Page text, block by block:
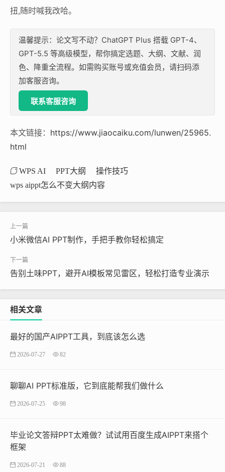
扭,随时喊我改哈。
温馨提示：论文写不动？ChatGPT Plus 搭载 GPT-4、
GPT-5.5 等高级模型，帮你搞定选题、大纲、文献、润
色、降重全流程。如需购买账号或充值会员，请扫码添
加客服咨询。
联系客服咨询
本文链接： https://www.jiaocaiku.com/lunwen/25965.
html
WPS AI PPT大纲
操作技巧
wps aippt怎么不变大纲内容
小米微信AI PPT制作，手把手教你轻松搞定
告别土味PPT，避开AI模板常见雷区，轻松打造专业演示
相关文章
最好的国产AIPPT工具，到底该怎么选
2026-07-27 82
聊聊AI PPT标准版，它到底能帮我们做什么
2026-07-25 98
毕业论文答辩PPT太难做？试试用百度生成AIPPT来搭个
框架
2026-07-21 88